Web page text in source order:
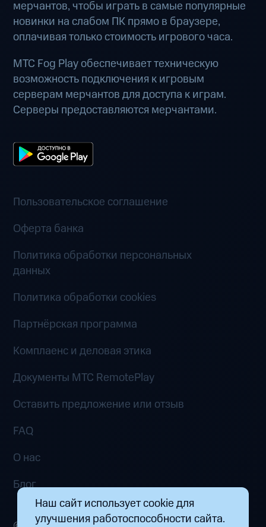
Наш сайт использует cookie для
улучшения работоспособности сайта.
мерчантов, чтобы играть в самые популярные
новинки на слабом ПК прямо в браузере,
оплачивая только стоимость игрового часа.
МТС Fog Play обеспечивает техническую
возможность подключения к игровым
серверам мерчантов для доступа к играм.
Серверы предоставляются мерчантами.
Пользовательское соглашение
Оферта банка
Политика обработки персональных
данных
Политика обработки cookies
Партнёрская программа
Комплаенс и деловая этика
Документы MTC RemotePlay
Оставить предложение или отзыв
FAQ
О нас
Блог